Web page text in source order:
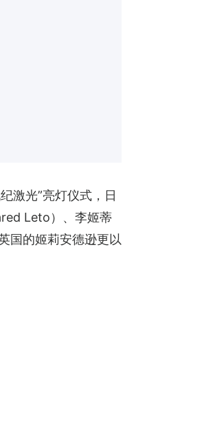
激光”亮灯仪式，日
Leto）、李姬蒂
国的姬莉安德逊更以